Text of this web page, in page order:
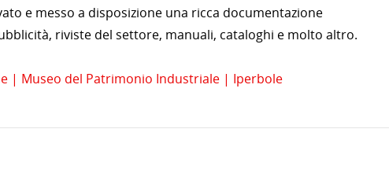
e messo a disposizione una ricca documentazione
riviste del settore, manuali, cataloghi e molto altro.
| Museo del Patrimonio Industriale | Iperbole